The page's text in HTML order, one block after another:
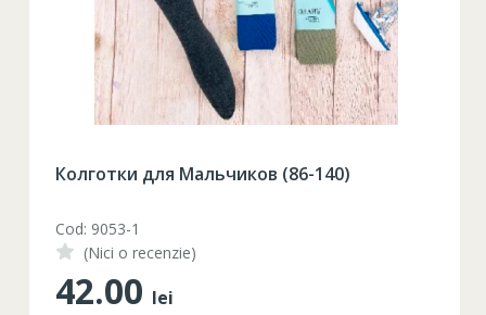
Колготки для Мальчиков (86-140)
Cod: 9053-1
(Nici o recenzie)
42.00 lei